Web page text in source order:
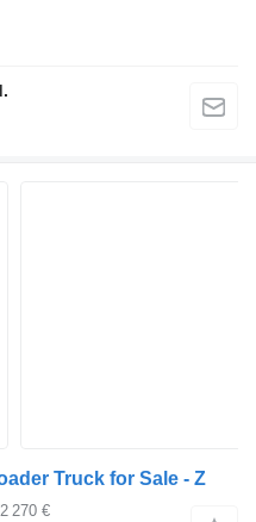
Truck for Sale - Z
270 €